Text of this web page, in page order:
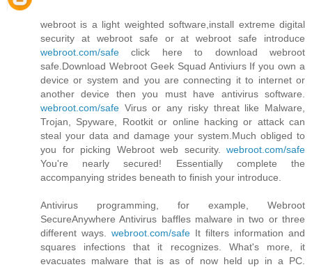
webroot is a light weighted software,install extreme digital
security at webroot safe or at webroot safe introduce
webroot.com/safe click here to download webroot
safe.Download Webroot Geek Squad Antiviurs If you own a
device or system and you are connecting it to internet or
another device then you must have antivirus software.
webroot.com/safe Virus or any risky threat like Malware,
Trojan, Spyware, Rootkit or online hacking or attack can
steal your data and damage your system.Much obliged to
you for picking Webroot web security. webroot.com/safe
You're nearly secured! Essentially complete the
accompanying strides beneath to finish your introduce.
Antivirus programming, for example, Webroot
SecureAnywhere Antivirus baffles malware in two or three
different ways. webroot.com/safe It filters information and
squares infections that it recognizes. What's more, it
evacuates malware that is as of now held up in a PC.